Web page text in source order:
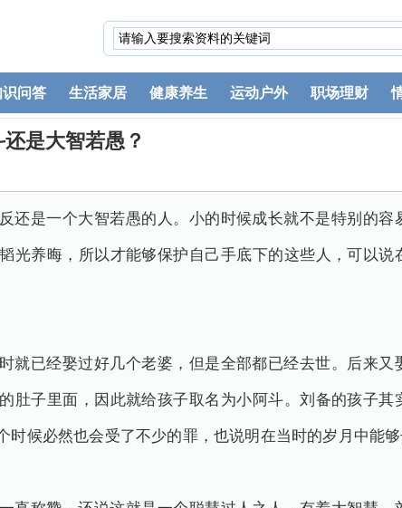
识问答 生活家居 健康养生 运动户外 职场理财
是大智若愚？
还是一个大智若愚的人。小的时候成长就不是特别的容
光养晦，所以才能够保护自己手底下的这些人，可以说
就已经娶过好几个老婆，但是全部都已经去世。后来
肚子里面，因此就给孩子取名为小阿斗。刘备的孩子
候必然也会受了不少的罪，也说明在当时的岁月中能够